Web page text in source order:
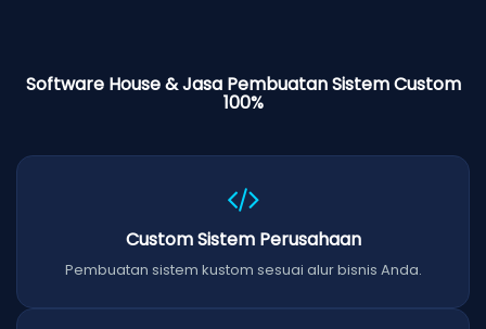
Software House & Jasa Pembuatan Sistem Custom
100%
Custom Sistem Perusahaan
Pembuatan sistem kustom sesuai alur bisnis Anda.